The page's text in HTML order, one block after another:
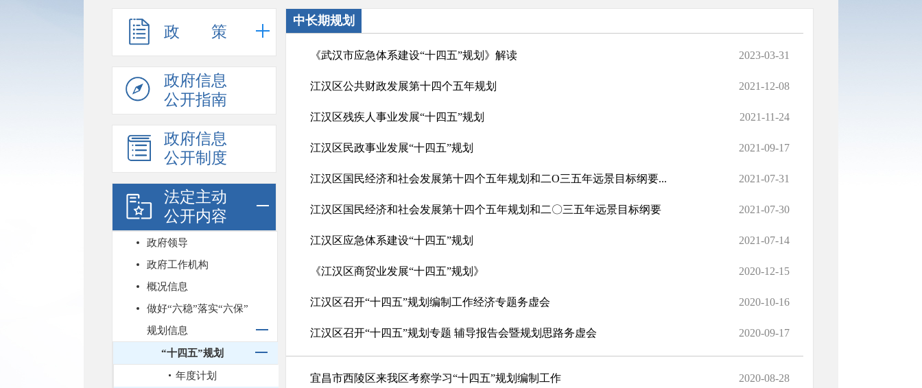
政 策
政府信息
公开指南
政府信息
公开制度
法定主动
公开内容
政府领导
政府工作机构
概况信息
做好“六稳”落实“六保”
规划信息
“十四五”规划
年度计划
中长期规划
《武汉市应急体系建设“十四五”规划》解读 2023-03-31
江汉区公共财政发展第十四个五年规划 2021-12-08
江汉区残疾人事业发展“十四五”规划 2021-11-24
江汉区民政事业发展“十四五”规划 2021-09-17
江汉区国民经济和社会发展第十四个五年规划和二O三五年远景目标纲要... 2021-07-31
江汉区国民经济和社会发展第十四个五年规划和二〇三五年远景目标纲要 2021-07-30
江汉区应急体系建设“十四五”规划 2021-07-14
《江汉区商贸业发展“十四五”规划》 2020-12-15
江汉区召开“十四五”规划编制工作经济专题务虚会 2020-10-16
江汉区召开“十四五”规划专题 辅导报告会暨规划思路务虚会 2020-09-17
宜昌市西陵区来我区考察学习“十四五”规划编制工作 2020-08-28